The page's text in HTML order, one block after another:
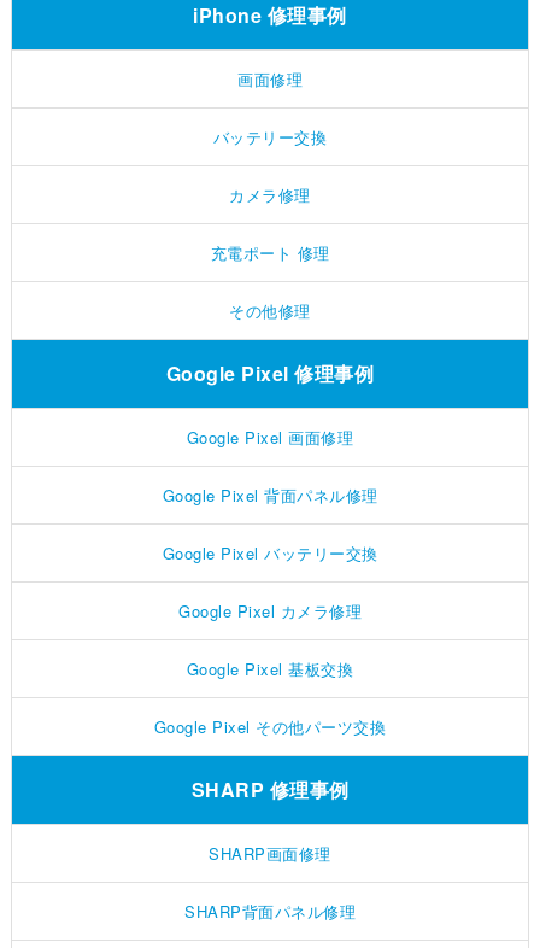
iPhone 修理事例
画面修理
バッテリー交換
カメラ修理
充電ポート 修理
その他修理
Google Pixel 修理事例
Google Pixel 画面修理
Google Pixel 背面パネル修理
Google Pixel バッテリー交換
Google Pixel カメラ修理
Google Pixel 基板交換
Google Pixel その他パーツ交換
SHARP 修理事例
SHARP画面修理
SHARP背面パネル修理